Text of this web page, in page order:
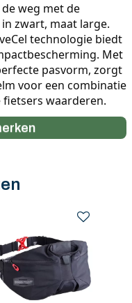
weg met de
zwart, maat large.
technologie biedt
Met
pasvorm, zorgt
voor een combinatie
fietsers waarderen.
vanaf €100